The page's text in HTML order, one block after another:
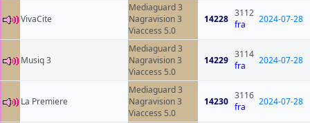
VivaCite
Mediaguard 3
Nagravision 3
Viaccess 5.0
14228
3112
fra
2024-07-28
Musiq 3
Mediaguard 3
Nagravision 3
Viaccess 5.0
14229
3114
fra
2024-07-28
La Premiere
Mediaguard 3
Nagravision 3
Viaccess 5.0
14230
3116
fra
2024-07-28